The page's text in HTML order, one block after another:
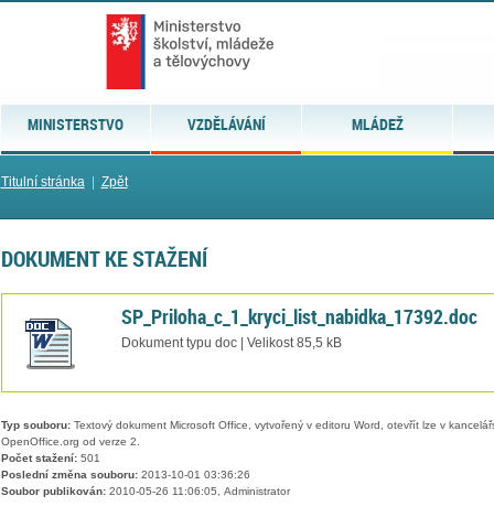
MINISTERSTVO VZDĚLÁVÁNÍ MLÁDEŽ
Titulní stránka| Zpět
DOKUMENT KE STAŽENÍ
SP_Priloha_c_1_kryci_list_nabidka_17392.doc
Dokument typu doc | Velikost 85,5 kB
Typ souboru:Textový dokument Microsoft Office, vytvořený v editoru Word, otevřít lze v
OpenOffice.org od verze 2.
Počet stažení:501
Poslední změna souboru:2013-10-01 03:36:26
Soubor publikován:2010-05-26 11:06:05, Administrator